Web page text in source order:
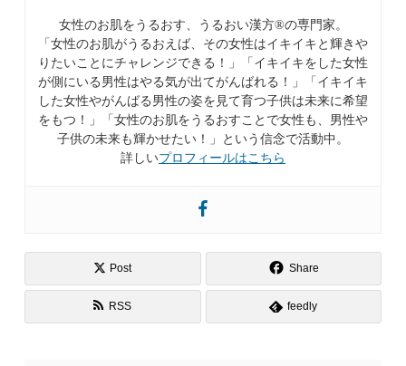
女性のお肌をうるおす、うるおい漢方®︎の専門家。
「女性のお肌がうるおえば、その女性はイキイキと輝きや
りたいことにチャレンジできる！」「イキイキをした女性
が側にいる男性はやる気が出てがんばれる！」「イキイキ
した女性やがんばる男性の姿を見て育つ子供は未来に希望
をもつ！」「女性のお肌をうるおすことで女性も、男性や
子供の未来も輝かせたい！」という信念で活動中。
詳しいプロフィールはこちら
Post Share
RSS feedly